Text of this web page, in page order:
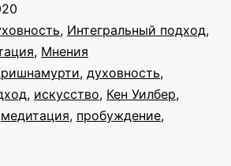
, Интегральный подход,
, Мнения
, духовность,
, искусство, Кен Уилбер,
медитация, пробуждение,